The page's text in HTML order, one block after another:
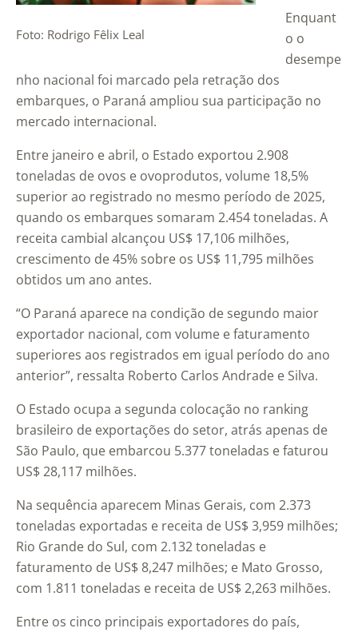
Foto: Rodrigo Fêlix Leal
Enquant
o o
desempe
nho nacional foi marcado pela retração dos
embarques, o Paraná ampliou sua participação no
mercado internacional.
Entre janeiro e abril, o Estado exportou 2.908
toneladas de ovos e ovoprodutos, volume 18,5%
superior ao registrado no mesmo período de 2025,
quando os embarques somaram 2.454 toneladas. A
receita cambial alcançou US$ 17,106 milhões,
crescimento de 45% sobre os US$ 11,795 milhões
obtidos um ano antes.
“O Paraná aparece na condição de segundo maior
exportador nacional, com volume e faturamento
superiores aos registrados em igual período do ano
anterior”, ressalta Roberto Carlos Andrade e Silva.
O Estado ocupa a segunda colocação no ranking
brasileiro de exportações do setor, atrás apenas de
São Paulo, que embarcou 5.377 toneladas e faturou
US$ 28,117 milhões.
Na sequência aparecem Minas Gerais, com 2.373
toneladas exportadas e receita de US$ 3,959 milhões;
Rio Grande do Sul, com 2.132 toneladas e
faturamento de US$ 8,247 milhões; e Mato Grosso,
com 1.811 toneladas e receita de US$ 2,263 milhões.
Entre os cinco principais exportadores do país,